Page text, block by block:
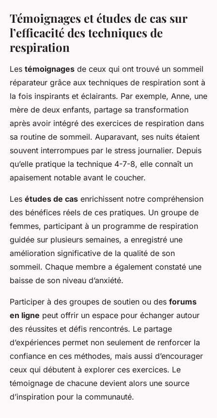
Témoignages et études de cas sur
l’efficacité des techniques de
respiration
Les témoignages de ceux qui ont trouvé un sommeil
réparateur grâce aux techniques de respiration sont à
la fois inspirants et éclairants. Par exemple, Anne, une
mère de deux enfants, partage sa transformation
après avoir intégré des exercices de respiration dans
sa routine de sommeil. Auparavant, ses nuits étaient
souvent interrompues par le stress journalier. Depuis
qu’elle pratique la technique 4-7-8, elle connaît un
apaisement notable avant le coucher.
Les études de cas enrichissent notre compréhension
des bénéfices réels de ces pratiques. Un groupe de
femmes, participant à un programme de respiration
guidée sur plusieurs semaines, a enregistré une
amélioration significative de la qualité de son
sommeil. Chaque membre a également constaté une
baisse de son niveau d’anxiété.
Participer à des groupes de soutien ou des forums
en ligne peut offrir un espace pour échanger autour
des réussites et défis rencontrés. Le partage
d’expériences permet non seulement de renforcer la
confiance en ces méthodes, mais aussi d’encourager
ceux qui débutent à explorer ces exercices. Le
témoignage de chacune devient alors une source
d’inspiration pour la communauté.